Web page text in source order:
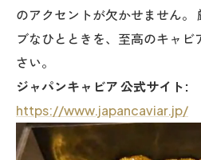
のアクセントが欠かせません。
ブなひとときを、至高のキャビ
さい。
ジャパンキャビア 公式サイト:
https://www.japancaviar.jp/